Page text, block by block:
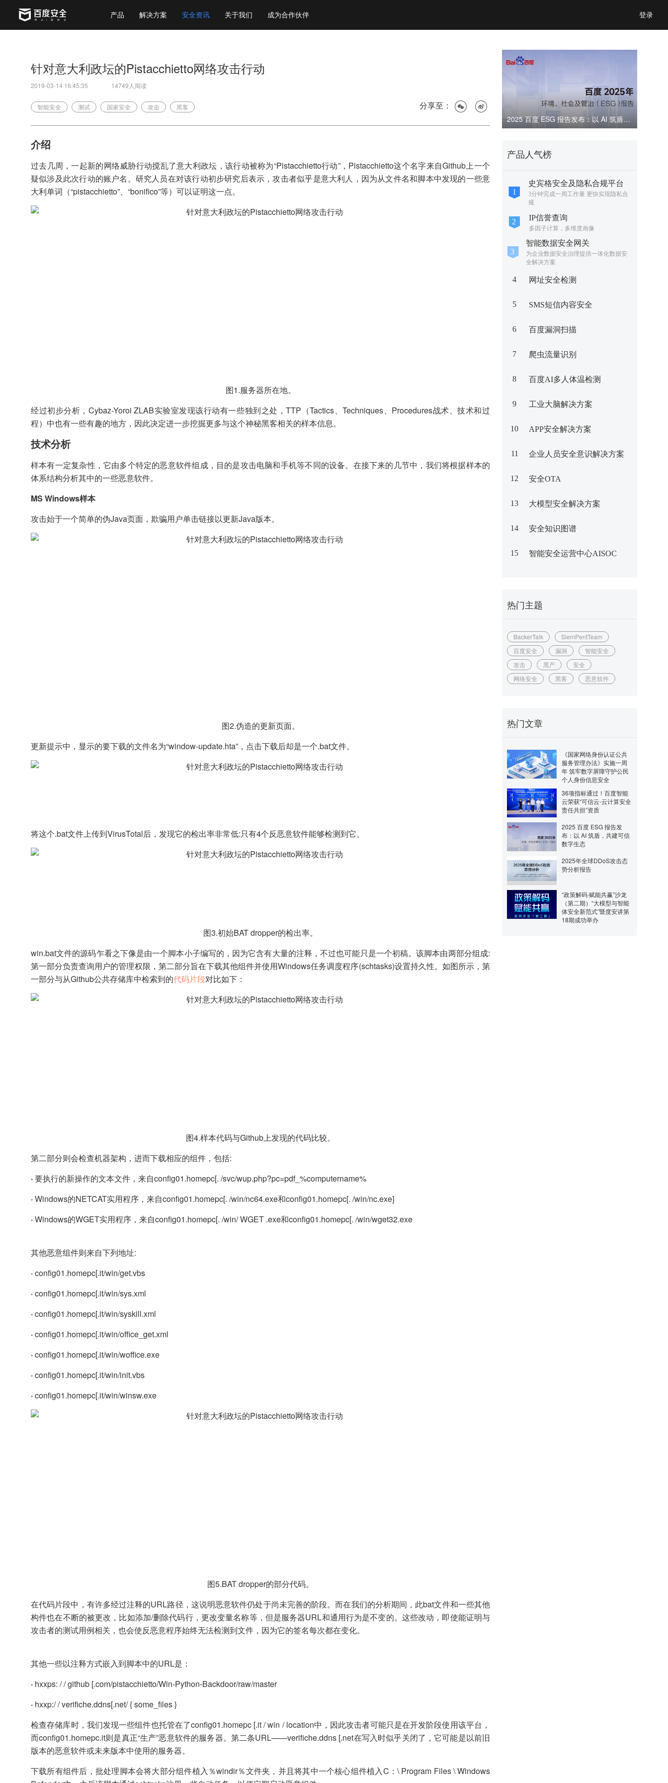
登录
产品 解决方案 安全资讯 关于我们 成为合作伙伴
2025 百度 ESG 报告发布：以 AI 筑盾，共建可信数字生态
产品人气榜
史宾格安全及隐私合规平台
3分钟完成一周工作量 更快实现隐私合
规
IP信誉查询
多因子计算，多维度画像
智能数据安全网关
为企业数据安全治理提供一体化数据安
全解决方案
4 网址安全检测
5 SMS短信内容安全
6 百度漏洞扫描
7 爬虫流量识别
8 百度AI多人体温检测
9 工业大脑解决方案
10 APP安全解决方案
11 企业人员安全意识解决方案
12 安全OTA
13 大模型安全解决方案
14 安全知识图谱
15 智能安全运营中心AISOC
热门主题
BackerTalk
SiemPentTeam
百度安全
漏洞
智能安全
攻击
黑产
安全
网络安全
黑客 恶意软件
热门文章
《国家网络身份认证公共
服务管理办法》实施一周
年 筑牢数字屏障守护公民
个人身份信息安全
36项指标通过！百度智能
云荣获“可信云-云计算安全
责任共担”资质
2025 百度 ESG 报告发
布：以 AI 筑盾，共建可信
数字生态
2025年全球DDoS攻击态
势分析报告
“政策解码·赋能共赢”沙龙
（第二期）“大模型与智能
体安全新范式”暨度安讲第
18期成功举办
针对意大利政坛的Pistacchietto网络攻击行动
2019-03-14 16:45:35 14749人阅读
智能安全 测试 国家安全 攻击 黑客 分享至：
介绍
过去几周，一起新的网络威胁行动搅乱了意大利政坛，该行动被称为“Pistacchietto行动”，Pistacchietto这个名字来自Github上一个
疑似涉及此次行动的账户名。研究人员在对该行动初步研究后表示，攻击者似乎是意大利人，因为从文件名和脚本中发现的一些意
大利单词（“pistacchietto”、“bonifico”等）可以证明这一点。
图1.服务器所在地。
经过初步分析，Cybaz-Yoroi ZLAB实验室发现该行动有一些独到之处，TTP（Tactics、Techniques、Procedures战术、技术和过
程）中也有一些有趣的地方，因此决定进一步挖掘更多与这个神秘黑客相关的样本信息。
技术分析
样本有一定复杂性，它由多个特定的恶意软件组成，目的是攻击电脑和手机等不同的设备。在接下来的几节中，我们将根据样本的
体系结构分析其中的一些恶意软件。
MS Windows样本
攻击始于一个简单的伪Java页面，欺骗用户单击链接以更新Java版本。
图2.伪造的更新页面。
更新提示中，显示的要下载的文件名为“window-update.hta”，点击下载后却是一个.bat文件。
将这个.bat文件上传到VirusTotal后，发现它的检出率非常低:只有4个反恶意软件能够检测到它。
图3.初始BAT dropper的检出率。
win.bat文件的源码乍看之下像是由一个脚本小子编写的，因为它含有大量的注释，不过也可能只是一个初稿。该脚本由两部分组成:
第一部分负责查询用户的管理权限，第二部分旨在下载其他组件并使用Windows任务调度程序(schtasks)设置持久性。如图所示，第
一部分与从Github公共存储库中检索到的代码片段对比如下：
图4.样本代码与Github上发现的代码比较。
第二部分则会检查机器架构，进而下载相应的组件，包括:
·要执行的新操作的文本文件，来自config01.homepc[. /svc/wup.php?pc=pdf_%computername%
·Windows的NETCAT实用程序，来自config01.homepc[. /win/nc64.exe和config01.homepc[. /win/nc.exe]
·Windows的WGET实用程序，来自config01.homepc[. /win/ WGET .exe和config01.homepc[. /win/wget32.exe
其他恶意组件则来自下列地址:
·config01.homepc[.it/win/get.vbs
·config01.homepc[.it/win/sys.xml
·config01.homepc[.it/win/syskill.xml
·config01.homepc[.it/win/office_get.xml
·config01.homepc[.it/win/woffice.exe
·config01.homepc[.it/win/init.vbs
·config01.homepc[.it/win/winsw.exe
图5.BAT dropper的部分代码。
在代码片段中，有许多经过注释的URL路径，这说明恶意软件仍处于尚未完善的阶段。而在我们的分析期间，此bat文件和一些其他
构件也在不断的被更改，比如添加/删除代码行，更改变量名称等，但是服务器URL和通用行为是不变的。这些改动，即使能证明与
攻击者的测试用例相关，也会使反恶意程序始终无法检测到文件，因为它的签名每次都在变化。
其他一些以注释方式嵌入到脚本中的URL是：
· hxxps: / / github [.com/pistacchietto/Win-Python-Backdoor/raw/master
· hxxp:/ / verifiche.ddns[.net/ { some_files }
检查存储库时，我们发现一些组件也托管在了config01.homepc [.it / win / location中，因此攻击者可能只是在开发阶段使用该平台，
而config01.homepc.it则是真正“生产”恶意软件的服务器。第二条URL——verifiche.ddns [.net在写入时似乎关闭了，它可能是以前旧
版本的恶意软件或未来版本中使用的服务器。
下载所有组件后，批处理脚本会将大部分组件植入％windir％文件夹，并且将其中一个核心组件植入C：\ Program Files \ Windows